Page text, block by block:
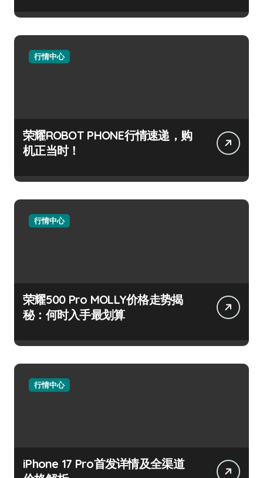
行情中心
荣耀ROBOT PHONE行情速递，购
机正当时！
行情中心
荣耀500 Pro MOLLY价格走势揭
秘：何时入手最划算
行情中心
iPhone 17 Pro首发详情及全渠道